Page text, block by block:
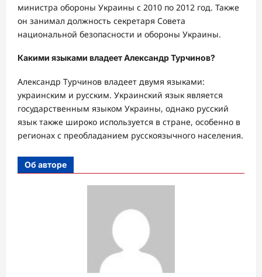
министра обороны Украины с 2010 по 2012 год. Также
он занимал должность секретаря Совета
национальной безопасности и обороны Украины.
Какими языками владеет Александр Турчинов?
Александр Турчинов владеет двумя языками:
украинским и русским. Украинский язык является
государственным языком Украины, однако русский
язык также широко используется в стране, особенно в
регионах с преобладанием русскоязычного населения.
Об авторе